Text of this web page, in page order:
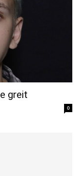
greit
0